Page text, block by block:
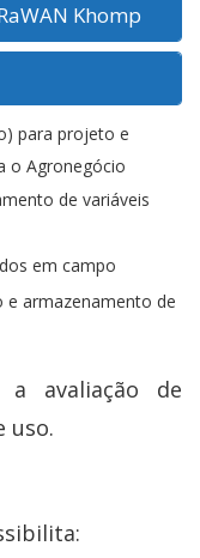
Khomp
para projeto e
o Agronegócio
de variáveis
em campo
e armazenamento de
a avaliação de
uso.